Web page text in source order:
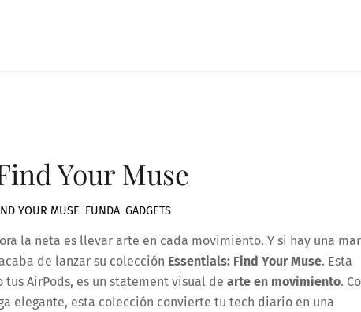
Your Muse
YOUR MUSE FUNDA ,GADGETS
la neta es llevar arte en cada movimiento. Y si hay una
de lanzar su colección Essentials: Find Your Muse. Esta
AirPods, es un statement visual de arte en movimiento.
elegante, esta colección convierte tu tech diario en una